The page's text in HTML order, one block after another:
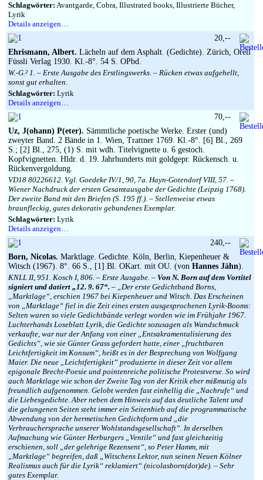
Schlagwörter: Avantgarde, Cobra, Illustrated books, Illustrierte Bücher,
Lyrik
Details anzeigen…
Ehrismann, Albert. Lächeln auf dem Asphalt. (Gedichte). Zürich, Orell
Füssli Verlag 1930. Kl.-8°. 54 S. OPbd.
W.-G.² 1. – Erste Ausgabe des Erstlingswerks. – Rücken etwas aufgehellt,
sonst gut erhalten.
Schlagwörter: Lyrik
Details anzeigen…
20,--
Uz, J(ohann) P(eter). Sämmtliche poetische Werke. Erster (und)
zweyter Band. 2 Bände in 1. Wien, Trattner 1769. Kl.-8°. [6] Bl., 269
S.; [2] Bl., 275, (1) S. mit wdh. Titelvignette u. 6 gestoch.
Kopfvignetten. Hldr. d. 19. Jahrhunderts mit goldgepr. Rückensch. u.
Rückenvergoldung.
VD18 80226612. Vgl. Goedeke IV/1, 90, 7a. Hayn-Gotendorf VIII, 57. –
Wiener Nachdruck der ersten Gesamtausgabe der Gedichte (Leipzig 1768).
Der zweite Band mit den Briefen (S. 195 ff.). – Stellenweise etwas
braunfleckig, gutes dekorativ gebundenes Exemplar.
Schlagwörter: Lyrik
Details anzeigen…
70,--
Born, Nicolas. Marktlage. Gedichte. Köln, Berlin, Kiepenheuer &
Witsch (1967). 8°. 66 S., [1] Bl. OKart. mit OU. (von Hannes Jähn).
KNLL II, 951. Kosch I, 806. – Erste Ausgabe. – Von N. Born auf dem Vortitel
signiert und datiert „12. 9. 67“. – „Der erste Gedichtband Borns,
„Marktlage“, erschien 1967 bei Kiepenheuer und Witsch. Das Erscheinen
von „Marktlage“ fiel in die Zeit eines ersten ausgesprochenen Lyrik-Booms:
Selten waren so viele Gedichtbände verlegt worden wie im Frühjahr 1967.
Luchterhands Loseblatt Lyrik, die Gedichte sozusagen als Wandschmuck
verkaufte, war nur der Anfang von einer „Entsakramentalisierung des
Gedichts“, wie sie Günter Grass gefordert hatte, einer „fruchtbaren
Leichtfertigkeit im Konsum“, heißt es in der Besprechung von Wolfgang
Maier. Die neue „Leichtfertigkeit“ produzierte in dieser Zeit vor allem
epigonale Brecht-Poesie und pointenreiche politische Protestverse. So wird
auch Marktlage wie schon der Zweite Tag von der Kritik eher mißmutig als
freundlich aufgenommen. Gelobt werden fast einhellig die „Nachrufe“ und
die Liebesgedichte. Aber neben dem Hinweis auf das deutliche Talent und
die gelungenen Seiten steht immer ein Seitenhieb auf die programmatische
Abwendung von der hermetischen Gedichtform und „die
Verbrauchersprache unserer Wohlstandsgesellschaft“. In derselben
Aufmachung wie Günter Herburgers „Ventile“ und fast gleichzeitig
erschienen, soll „der gelehrige Rezensent“, so Peter Hamm, mit
„Marktlage“ begreifen, daß „Witschens Lektor, nun seinen Neuen Kölner
Realismus auch für die Lyrik“ reklamiert“ (nicolasborn(dot)de). – Sehr
gutes Exemplar.
240,--